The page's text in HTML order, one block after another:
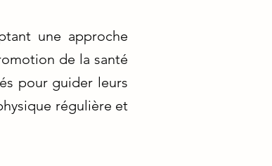
une approche
de la santé
pour guider leurs
régulière et